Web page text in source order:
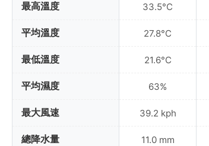
最高溫度
平均溫度
最低溫度
平均濕度
最大風速
總降水量
33.5°C
27.8°C
21.6°C
63%
39.2 kph
11.0 mm